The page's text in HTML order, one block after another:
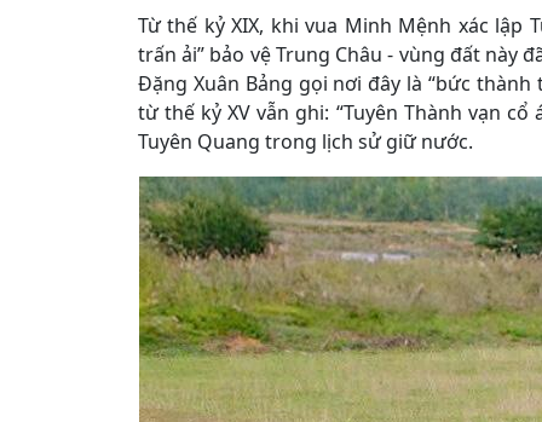
Từ thế kỷ XIX, khi vua Minh Mệnh xác lập
trấn ải” bảo vệ Trung Châu - vùng đất này
Đặng Xuân Bảng gọi nơi đây là “bức
từ thế kỷ XV vẫn ghi: “Tuyên Thành vạn
Tuyên Quang trong lịch sử giữ nước.